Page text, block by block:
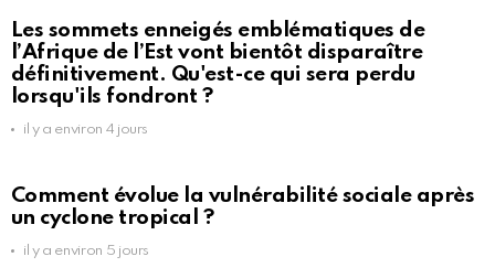
Les sommets enneigés emblématiques de
l’Afrique de l’Est vont bientôt disparaître
définitivement. Qu'est-ce qui sera perdu
lorsqu'ils fondront ?
il y a environ 4 jours
Comment évolue la vulnérabilité sociale après
un cyclone tropical ?
il y a environ 5 jours